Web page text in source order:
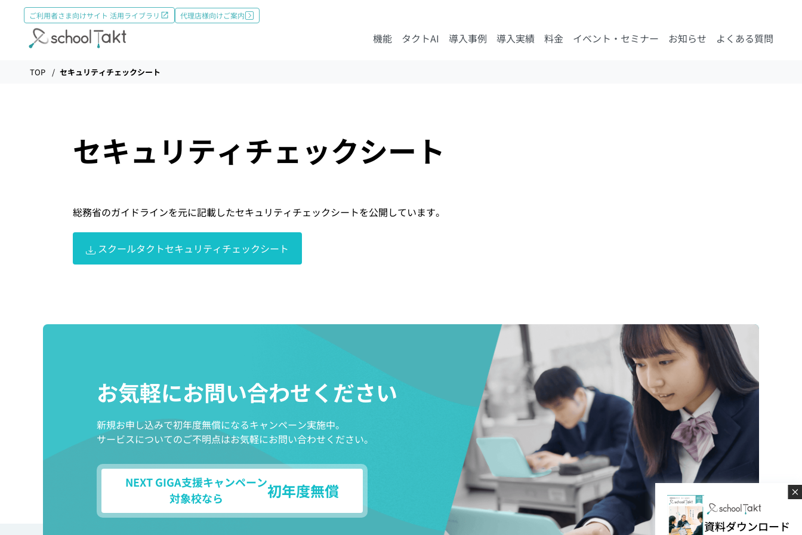
機能
お知らせ
ご利用者さま向けサイト 活用ライブラリ 代理店様向けご案内
機能 タクトAI 導入事例 導入実績 料金 イベント・セミナー お知らせ よくある質問
TOP セキュリティチェックシート
セキュリティチェックシート
総務省のガイドラインを元に記載したセキュリティチェックシートを公開しています。
スクールタクトセキュリティチェックシート
お気軽にお問い合わせください
新規お申し込みで初年度無償になるキャンペーン実施中。
サービスについてのご不明点はお気軽にお問い合わせください。
NEXT GIGA支援キャンペーン
対象校なら
初年度無償
資料ダウンロード